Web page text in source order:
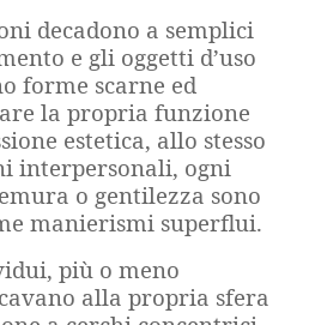
decadono a semplici
e gli oggetti d’uso
forme scarne ed
la propria funzione
estetica, allo stesso
interpersonali, ogni
o gentilezza sono
manierismi superflui.
più o meno
alla propria sfera